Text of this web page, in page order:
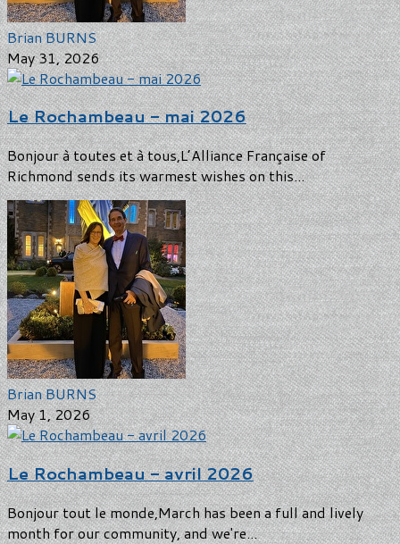
Brian BURNS
May 31, 2026
Le Rochambeau - mai 2026
Bonjour à toutes et à tous,L’Alliance Française of
Richmond sends its warmest wishes on this...
Brian BURNS
May 1, 2026
Le Rochambeau - avril 2026
Bonjour tout le monde,March has been a full and lively
month for our community, and we're...